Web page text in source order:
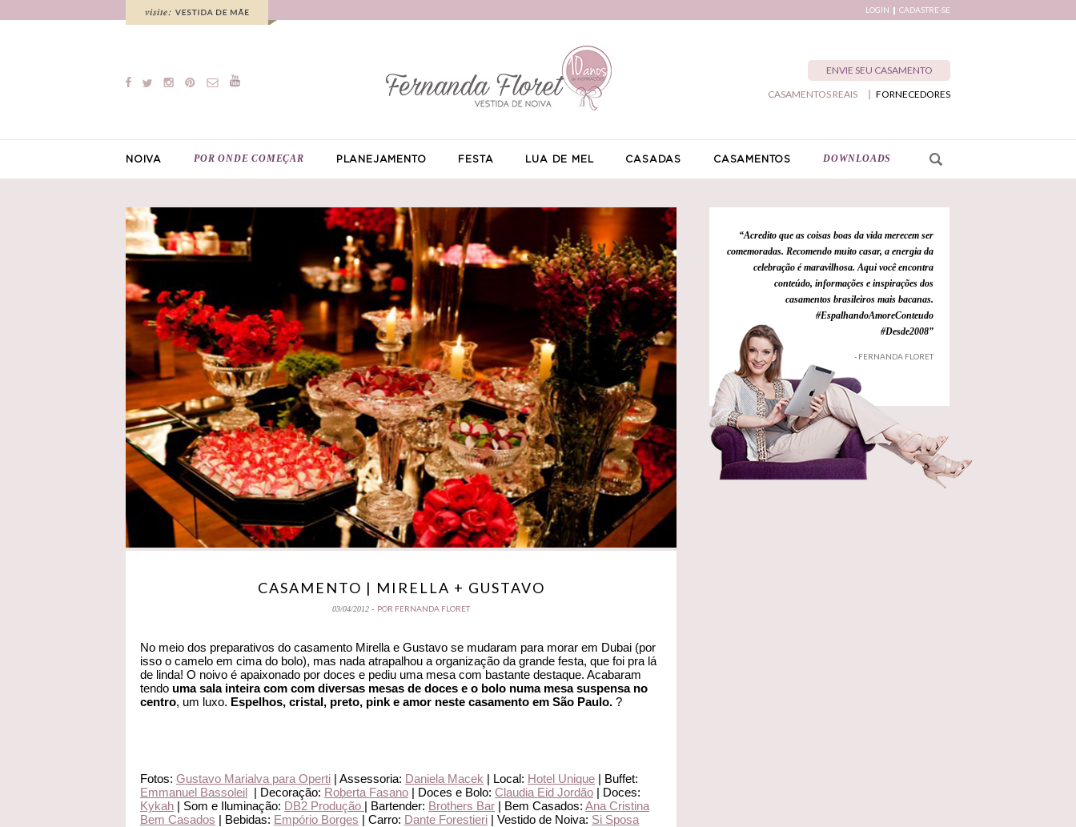
LOGIN CADASTRE-SE
ENVIE SEU CASAMENTO
FORNECEDORES
CASAMENTOS REAIS
NOIVA POR ONDE COMEÇAR PLANEJAMENTO FESTA LUA DE MEL CASADAS CASAMENTOS DOWNLOADS
CASAMENTO | MIRELLA + GUSTAVO
03/04/2012 - POR FERNANDA FLORET
No meio dos preparativos do casamento Mirella e Gustavo se mudaram para morar em Dubai (por
isso o camelo em cima do bolo), mas nada atrapalhou a organização da grande festa, que foi pra lá
de linda! O noivo é apaixonado por doces e pediu uma mesa com bastante destaque. Acabaram
tendo uma sala inteira com com diversas mesas de doces e o bolo numa mesa suspensa no
centro, um luxo. Espelhos, cristal, preto, pink e amor neste casamento em São Paulo. ?
Fotos: Gustavo Marialva para Operti | Assessoria: Daniela Macek | Local: Hotel Unique | Buffet:
Emmanuel Bassoleil | Decoração: Roberta Fasano | Doces e Bolo: Claudia Eid Jordão | Doces:
Kykah | Som e Iluminação: DB2 Produção | Bartender: Brothers Bar | Bem Casados: Ana Cristina
Bem Casados | Bebidas: Empório Borges | Carro: Dante Forestieri | Vestido de Noiva: Si Sposa
“Acredito que as coisas boas da vida merecem ser
comemoradas. Recomendo muito casar, a energia da
celebração é maravilhosa. Aqui você encontra
conteúdo, informações e inspirações dos
casamentos brasileiros mais bacanas.
#EspalhandoAmoreConteudo
#Desde2008”
- FERNANDA FLORET